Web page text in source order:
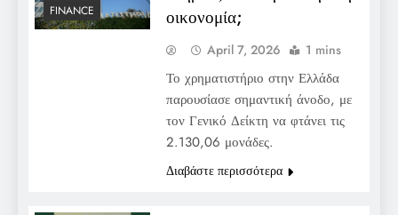
FINANCE
οικονομία;
April 7, 2026 1 mins
Το χρηματιστήριο στην Ελλάδα
παρουσίασε σημαντική άνοδο, με
τον Γενικό Δείκτη να φτάνει τις
2.130,06 μονάδες.
Διαβάστε περισσότερα